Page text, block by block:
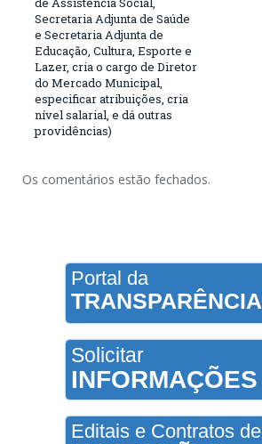
Secretaria Adjunta de Saúde
e Secretaria Adjunta de
Educação, Cultura, Esporte e
Lazer, cria o cargo de Diretor
do Mercado Municipal,
especificar atribuições, cria
nível salarial, e dá outras
providências)
Os comentários estão fechados.
Portal da
TRANSPARÊNCIA
Solicitar
INFORMAÇÕES
Editais e Contratos de